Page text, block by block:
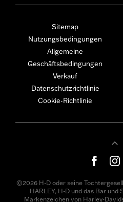
Sitemap
Nutzungsbedingungen
Allgemeine
Geschäftsbedingungen
Verkauf
Datenschutzrichtlinie
Cookie-Richtlinie
©2026 H-D oder seine
HARLEY, H-D und das Bar und
Markenzeichen von Harley-